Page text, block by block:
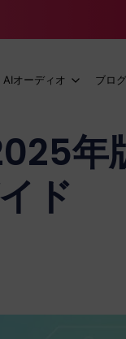
AIオーディオ ブログ
年
ド